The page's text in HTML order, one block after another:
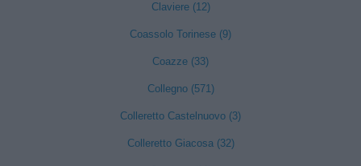
Claviere (12)
Coassolo Torinese (9)
Coazze (33)
Collegno (571)
Colleretto Castelnuovo (3)
Colleretto Giacosa (32)